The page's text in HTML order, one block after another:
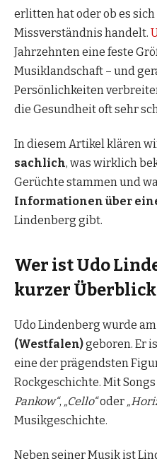
erlitten hat oder ob es
Missverständnis handelt.
Jahrzehnten eine feste
Musiklandschaft – und
Persönlichkeiten
die Gesundheit oft sehr
In diesem Artikel klären
sachlich, was wirklich
Gerüchte stammen und
Informationen über
Lindenberg gibt.
Wer ist Udo
kurzer Überblick
Udo Lindenberg wurde am
(Westfalen)geboren. Er
eine der prägendsten
Rockgeschichte. Mit
Pankow“, „Cello“oder
Musikgeschichte.
Neben seiner Musik ist